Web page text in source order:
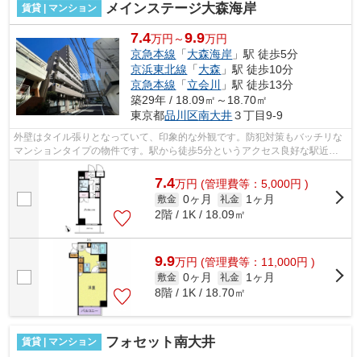
賃貸 | マンション メインステージ大森海岸
7.4万円～9.9万円
京急本線 「大森海岸 」駅 徒歩5分
京浜東北線 「大森 」駅 徒歩10分
京急本線 「立会川
」駅 徒歩13分
築29年 / 18.09㎡～18.70㎡
東京都品川区南大井３丁目9-9
外壁はタイル張りとなっていて、印象的な外観です。防犯対策もバッチリな
マンションタイプの物件です。駅から徒歩5分というアクセス良好な駅近物
件はいかがですか。こちらの物件は周辺...
7.4万円 (管理費等：5,000円 )
敷金 0ヶ月 礼金
1ヶ月
2階 / 1K / 18.09㎡
9.9万円 (管理費等：11,000円 )
敷金 0ヶ月 礼金
1ヶ月
8階 / 1K / 18.70㎡
賃貸 | マンション フォセット南大井